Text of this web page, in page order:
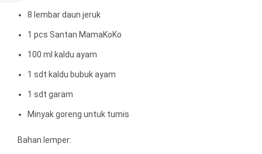
8 lembar daun jeruk
1 pcs Santan MamaKoKo
100 ml kaldu ayam
1 sdt kaldu bubuk ayam
1 sdt garam
Minyak goreng untuk tumis
Bahan lemper: